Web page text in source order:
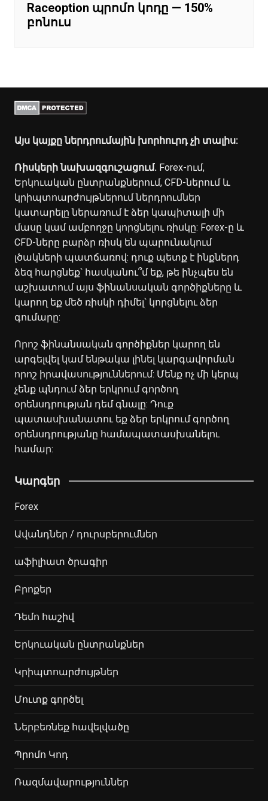
Raceoption պրոմո կոդը — 150%
բոնուս
Այս կայքը ներդրումային խորհուրդ չի տալիս:
Ռիսկերի նախազգուշացում. Forex-ում,
Երկուական ընտրանքներում, CFD-ներում և
կրիպտոարժույթներում ներդրումներ
կատարելը ներառում է ձեր կապիտալի մի
մասը կամ ամբողջը կորցնելու ռիսկը: Forex-ը և
CFD-ները բարձր ռիսկ են պարունակում
լծակների պատճառով: դուք պետք է ինքներդ
ձեզ հարցնեք՝ հասկանու՞մ եք, թե ինչպես են
աշխատում այս ֆինանսական գործիքները և
կարող եք մեծ ռիսկի դիմել՝ կորցնելու ձեր
գումարը:
Որոշ ֆինանսական գործիքներ կարող են
արգելվել կամ ենթակա լինել կարգավորման
որոշ իրավասություններում: Մենք ոչ մի կերպ
չենք պնդում ձեր երկրում գործող
օրենսդրության դեմ գնալը: Դուք
պատասխանատու եք ձեր երկրում գործող
օրենսդրությանը համապատասխանելու
համար:
Կարգեր
Forex
Ավանդներ / դուրսբերումներ
աֆիլիատ ծրագիր
Բրոքեր
Դեմո հաշիվ
Երկուական ընտրանքներ
Կրիպտոարժույթներ
Մուտք գործել
Ներբեռնեք հավելվածը
Պրոմո Կոդ
Ռազմավարություններ